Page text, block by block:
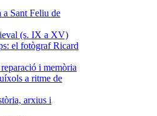
a Sant Feliu de
(s. IX a XV)
el fotògraf Ricard
i memòria
a ritme de
arxius i